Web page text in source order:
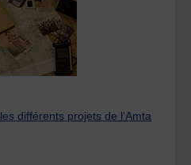
différents projets de l’Amta